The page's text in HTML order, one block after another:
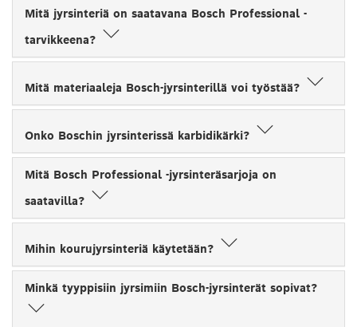
Mitä jyrsinteriä on saatavana Bosch Professional -
tarvikkeena?
Mitä materiaaleja Bosch-jyrsinterillä voi työstää?
Onko Boschin jyrsinterissä karbidikärki?
Mitä Bosch Professional -jyrsinteräsarjoja on
saatavilla?
Mihin kourujyrsinteriä käytetään?
Minkä tyyppisiin jyrsimiin Bosch-jyrsinterät sopivat?